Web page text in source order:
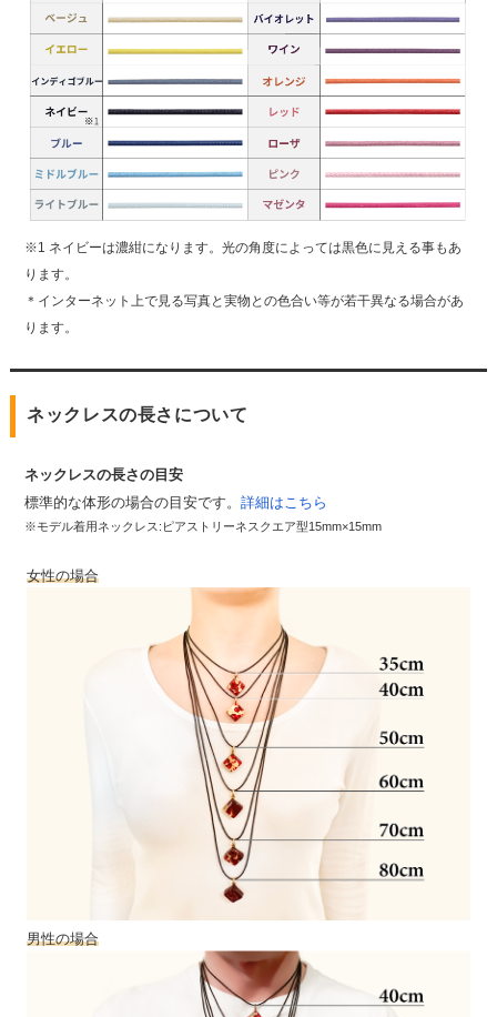
※1 ネイビーは濃紺になります。光の角度によっては黒色に見える事もあ
ります。
＊インターネット上で見る写真と実物との色合い等が若干異なる場合があ
ります。
ネックレスの長さについて
ネックレスの長さの目安
標準的な体形の場合の目安です。 詳細はこちら
※モデル着用ネックレス:ピアストリーネスクエア型15mm×15mm
女性の場合
男性の場合